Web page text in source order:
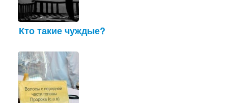
Кто такие чуждые?